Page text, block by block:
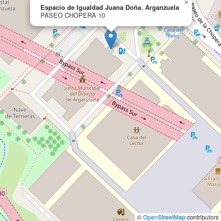
Espacio de Igualdad Juana Doña. Arganzuela
PASEO CHOPERA 10
×
©OpenStreetMapcontributors